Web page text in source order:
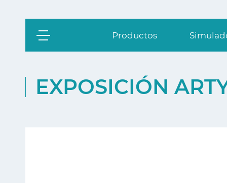
Productos
EXPOSICIÓN